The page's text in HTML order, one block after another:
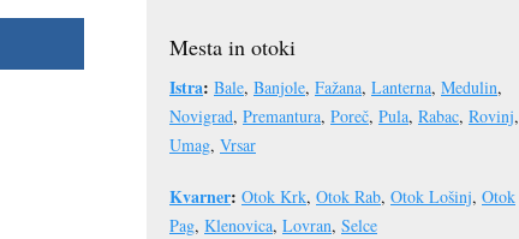
Mesta in otoki
Istra: Bale, Banjole, Fažana, Lanterna, Medulin,
Novigrad, Premantura, Poreč, Pula, Rabac, Rovinj,
Umag, Vrsar
Kvarner: Otok Krk, Otok Rab, Otok Lošinj, Otok
Pag, Klenovica, Lovran, Selce